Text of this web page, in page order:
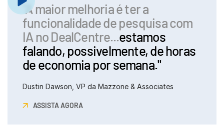
"A maior melhoria é ter a
funcionalidade de pesquisa com
IA no DealCentre...estamos
falando, possivelmente, de horas
de economia por semana."
Dustin Dawson, VP da Mazzone & Associates
ASSISTA AGORA